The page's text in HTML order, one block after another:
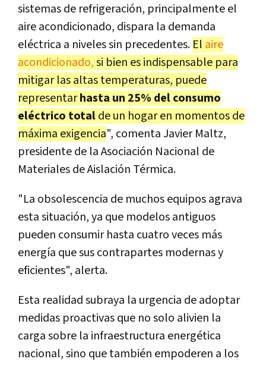
sistemas de refrigeración, principalmente el
aire acondicionado, dispara la demanda
eléctrica a niveles sin precedentes. El aire
acondicionado,si bien es indispensable para
mitigar las altas temperaturas, puede
representarhasta un 25% del consumo
eléctrico totalde un hogar en momentos de
máxima exigencia", comenta Javier Maltz,
presidente de la Asociación Nacional de
Materiales de Aislación Térmica.
"La obsolescencia de muchos equipos agrava
esta situación, ya que modelos antiguos
pueden consumir hasta cuatro veces más
energía que sus contrapartes modernas y
eficientes", alerta.
Esta realidad subraya la urgencia de adoptar
medidas proactivas que no solo alivien la
carga sobre la infraestructura energética
nacional, sino que también empoderen a los